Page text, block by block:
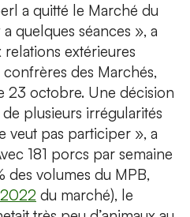
a quitté le Marché du
quelques séances », a
extérieures
des Marchés,
23 octobre. Une décision
plusieurs irrégularités
veut pas participer », a
181 porcs par semaine
des volumes du MPB,
du marché), le